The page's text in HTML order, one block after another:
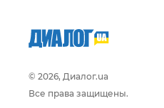
© 2026, Диалог.ua
Все права защищены.